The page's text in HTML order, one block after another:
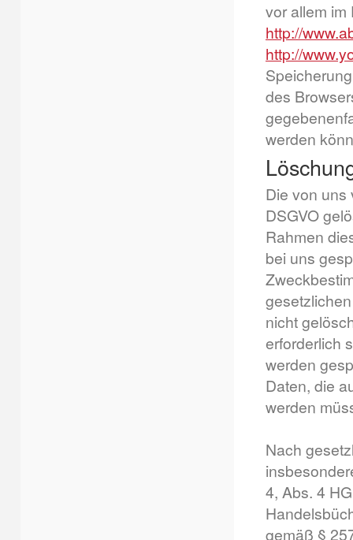
vor allem im
http://
http://
des
werden
Die von uns
DSGVO
Rahmen
bei uns
nicht
erforderlich
werden
Daten, die
werden
Nach
4, Abs. 4
gemäß §